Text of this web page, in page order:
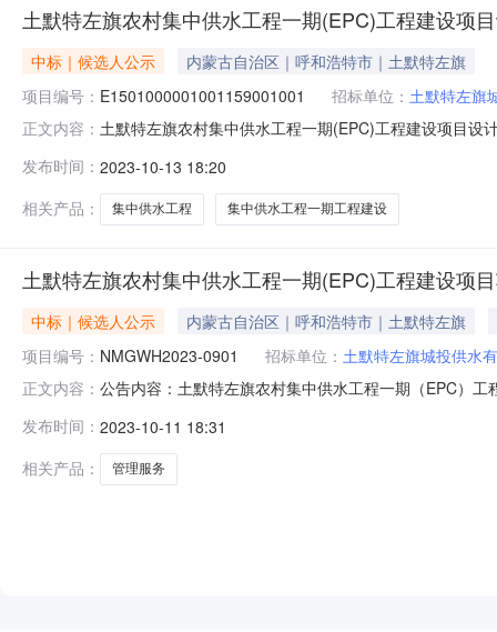
土默特左旗农村集中供水工程一期(EPC)工程建设项
中标｜候选人公示
内蒙古自治区｜呼和浩特市｜土默特左旗
项目编号： E1501000001001159001001 招标单位： 土默特左旗
正文内容： 土默特左旗农村集中供水工程一期(EPC)工程建设项目
关法律、法规，按照招标文件有关规定要求，依据评标
发布时间： 2023-10-13 18:20
相关产品：
集中供水工程 集中供水工程一期工程建设
土默特左旗农村集中供水工程一期(EPC)工程建设项
中标｜候选人公示
内蒙古自治区｜呼和浩特市｜土默特左旗
项目编号： NMGWH2023-0901 招标单位： 土默特左旗城投供水
正文内容： 公告内容：土默特左旗农村集中供水工程一期（EPC）
标报价：92万元，质量：符合国家工程质量验评标准，
验评标准
发布时间： 2023-10-11 18:31
相关产品：
管理服务